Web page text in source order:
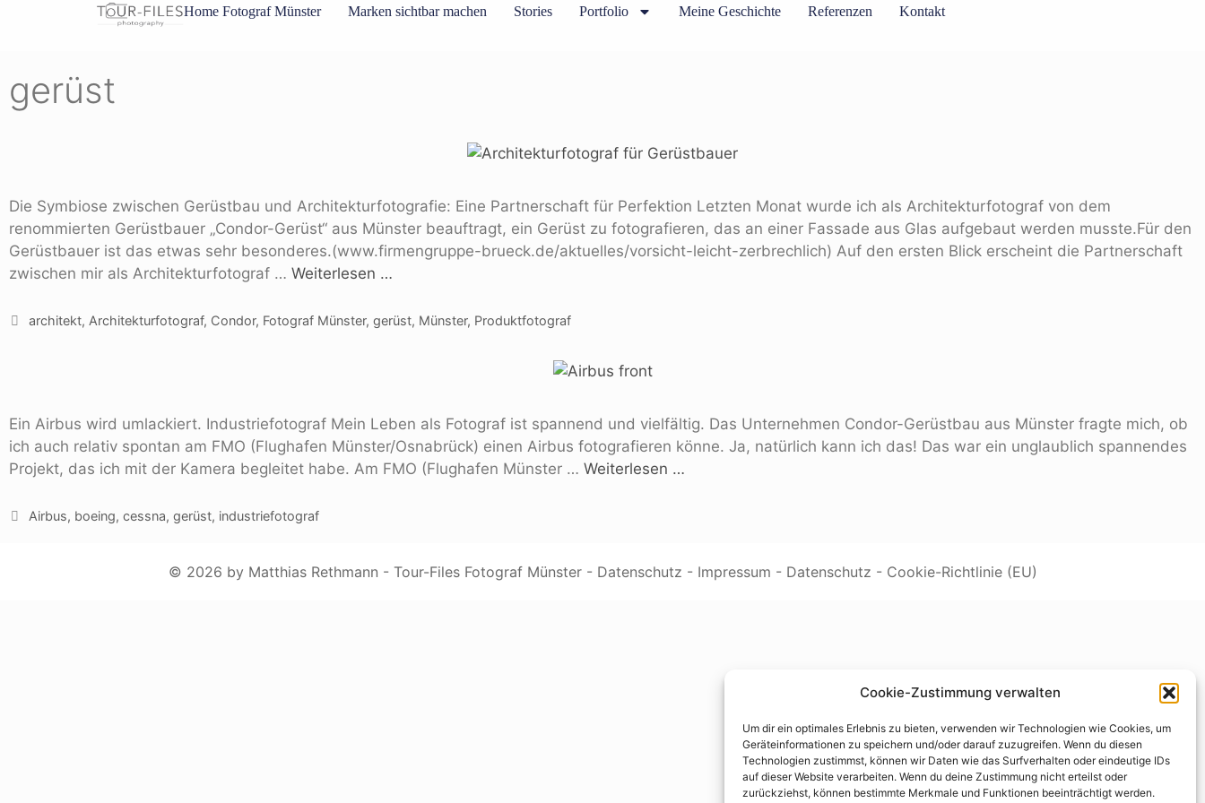
Cookie-Zustimmung verwalten
Um dir ein optimales Erlebnis zu bieten, verwenden wir Technologien wie Cookies, um
Geräteinformationen zu speichern und/oder darauf zuzugreifen. Wenn du diesen
Technologien zustimmst, können wir Daten wie das Surfverhalten oder eindeutige IDs
auf dieser Website verarbeiten. Wenn du deine Zustimmung nicht erteilst oder
zurückziehst, können bestimmte Merkmale und Funktionen beeinträchtigt werden.
Home Fotograf Münster Marken sichtbar machen Stories Portfolio Meine Geschichte Referenzen Kontakt
gerüst
Die Symbiose zwischen Gerüstbau und Architekturfotografie: Eine Partnerschaft für Perfektion Letzten Monat wurde ich als Architekturfotograf von dem
renommierten Gerüstbauer „Condor-Gerüst“ aus Münster beauftragt, ein Gerüst zu fotografieren, das an einer Fassade aus Glas aufgebaut werden musste.Für den
Gerüstbauer ist das etwas sehr besonderes.(www.firmengruppe-brueck.de/aktuelles/vorsicht-leicht-zerbrechlich) Auf den ersten Blick erscheint die Partnerschaft
zwischen mir als Architekturfotograf … Weiterlesen …
architekt, Architekturfotograf, Condor, Fotograf Münster, gerüst, Münster, Produktfotograf
Ein Airbus wird umlackiert. Industriefotograf Mein Leben als Fotograf ist spannend und vielfältig. Das Unternehmen Condor-Gerüstbau aus Münster fragte mich, ob
ich auch relativ spontan am FMO (Flughafen Münster/Osnabrück) einen Airbus fotografieren könne. Ja, natürlich kann ich das! Das war ein unglaublich spannendes
Projekt, das ich mit der Kamera begleitet habe. Am FMO (Flughafen Münster … Weiterlesen …
Airbus, boeing, cessna, gerüst, industriefotograf
© 2026 by Matthias Rethmann - Tour-Files Fotograf Münster - Datenschutz - Impressum - Datenschutz - Cookie-Richtlinie (EU)